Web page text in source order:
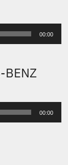
Mercedes
find me.
three,
a color